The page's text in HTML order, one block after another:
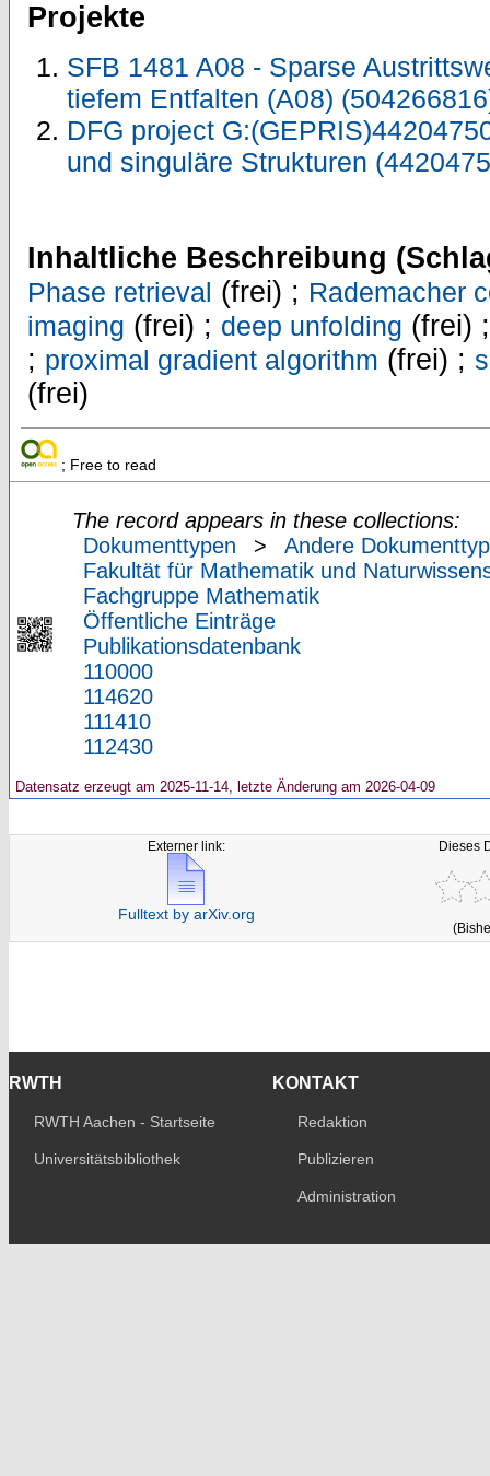
Projekte
SFB 1481 A08 - Sparse
tiefem Entfalten (A08)
DFG project
und singuläre Strukturen
Inhaltliche Beschreibung
Phase retrieval (frei) ; Rademacher
imaging (frei) ; deep unfolding (frei)
; proximal gradient algorithm (frei) ;
(frei)
; Free to read
The record appears in these collections:
Dokumenttypen
>
Andere
Fakultät für Mathematik und
Fachgruppe Mathematik
Öffentliche Einträge
Publikationsdatenbank
110000
114620
111410
112430
Datensatz erzeugt am 2025-11-14, letzte Änderung am 2026-04-09
Externer link:
Fulltext by arXiv.org
Dieses
RWTH
RWTH Aachen - Startseite
Universitätsbibliothek
KONTAKT
Redaktion
Publizieren
Administration